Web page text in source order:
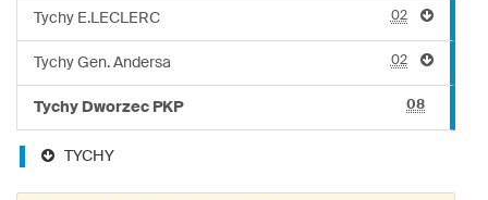
Tychy E.LECLERC 02
Tychy Gen. Andersa 02
Tychy Dworzec PKP 08
TYCHY